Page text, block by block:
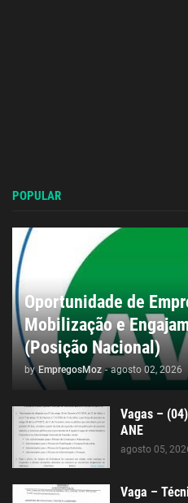
POPULAR
Oportunidade de
Mobilização e
(Posição Nacional)
by EmpregosMoz - agosto 02, 2026
Vagas –
ANE
agosto 05,
Vaga –